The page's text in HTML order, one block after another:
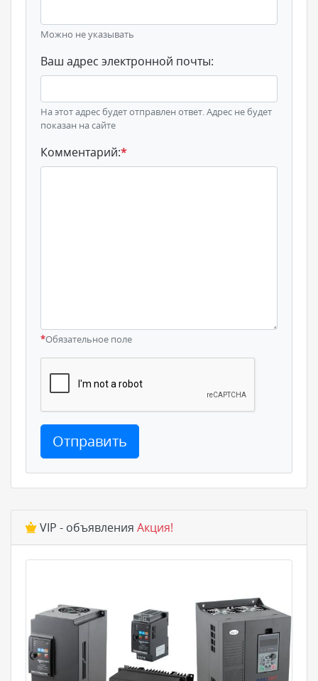
Можно не указывать
Ваш адрес электронной почты:
На этот адрес будет отправлен ответ. Адрес не будет
показан на сайте
Комментарий:*
*Обязательное поле
Отправить
VIP - объявления Акция!